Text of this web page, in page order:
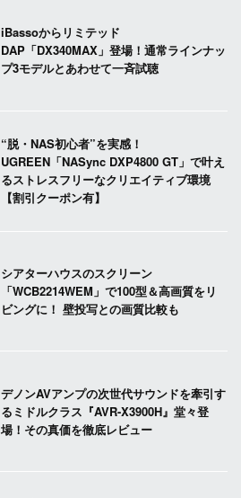
iBassoからリミテッド
DAP「DX340MAX」登場！通常ラインナッ
プ3モデルとあわせて一斉試聴
“脱・NAS初心者”を実感！
UGREEN「NASync DXP4800 GT」で叶え
るストレスフリーなクリエイティブ環境
【割引クーポン有】
シアターハウスのスクリーン
「WCB2214WEM」で100型＆高画質をリ
ビングに！ 壁投写との画質比較も
デノンAVアンプの次世代サウンドを牽引す
るミドルクラス『AVR-X3900H』堂々登
場！その真価を徹底レビュー